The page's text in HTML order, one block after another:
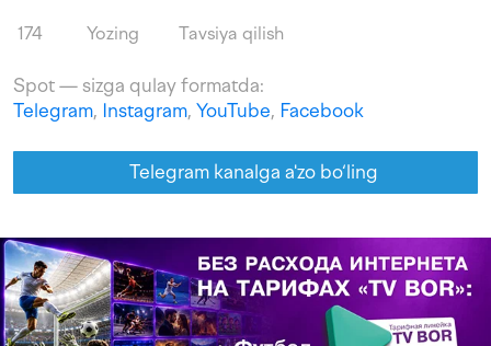
174 Yozing Tavsiya qilish
Spot — sizga qulay formatda:
Telegram, Instagram, YouTube, Facebook
Telegram kanalga a'zo bo‘ling